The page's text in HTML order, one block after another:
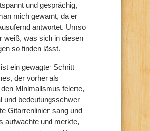
und gesprächig,
mich gewarnt, da er
antwortet. Umso
weiß, was sich in diesen
so finden lässt.
ist ein gewagter Schritt
der vorher als
Minimalismus feierte,
und bedeutungsschwer
Gitarrenlinien sang und
aufwachte und merkte,